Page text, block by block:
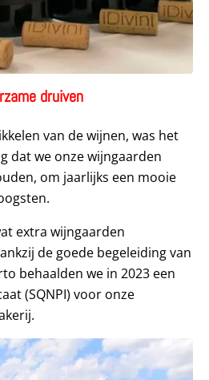
druiven
van de wijnen, was het
dat we onze wijngaarden
om jaarlijks een mooie
extra wijngaarden
de goede begeleiding van
behaalden we in 2023 een
(SQNPI) voor onze